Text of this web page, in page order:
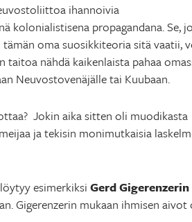
ihannoivia
kolonialistisena propagandana. Se,
oma suosikkiteoria sitä vaatii,
taitoa nähdä kaikenlaista pahaa
Neuvostovenäjälle tai Kuubaan.
Jokin aika sitten oli muodikasta
ja tekisin monimutkaisia
esimerkiksiGerd Gigerenzerin
Gigerenzerin mukaan ihmisen aivot